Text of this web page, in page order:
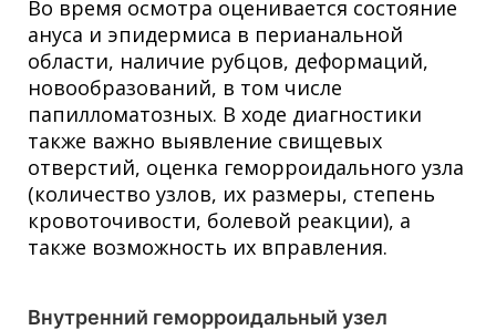
Во время осмотра оценивается состояние
ануса и эпидермиса в перианальной
области, наличие рубцов, деформаций,
новообразований, в том числе
папилломатозных. В ходе диагностики
также важно выявление свищевых
отверстий, оценка геморроидального узла
(количество узлов, их размеры, степень
кровоточивости, болевой реакции), а
также возможность их вправления.
Внутренний геморроидальный узел